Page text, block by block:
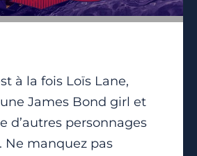
à la fois Loïs Lane,
James Bond girl et
d’autres personnages
Ne manquez pas